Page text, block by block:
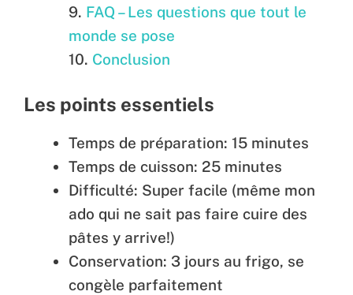
FAQ – Les questions que tout le
monde se pose
Conclusion
Les points essentiels
Temps de préparation: 15 minutes
Temps de cuisson: 25 minutes
Difficulté: Super facile (même mon
ado qui ne sait pas faire cuire des
pâtes y arrive!)
Conservation: 3 jours au frigo, se
congèle parfaitement